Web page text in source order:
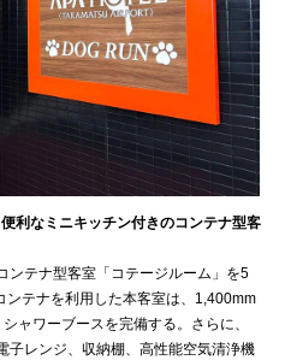
利なミニキッチン付きのコンテナ型客
テナ型客室「コテージルーム」を5
テナを利用した本客室は、1,400mm
ャワーブースを完備する。さらに、
子レンジ、収納棚、高性能空気清浄機